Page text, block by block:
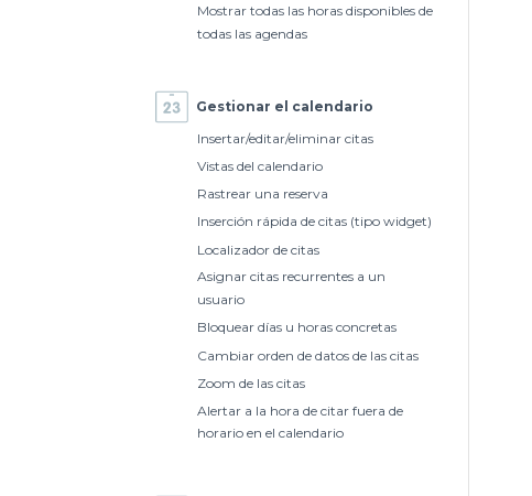
Mostrar todas las horas disponibles de
todas las agendas
Gestionar el calendario
Insertar/editar/eliminar citas
Vistas del calendario
Rastrear una reserva
Inserción rápida de citas (tipo widget)
Localizador de citas
Asignar citas recurrentes a un
usuario
Bloquear días u horas concretas
Cambiar orden de datos de las citas
Zoom de las citas
Alertar a la hora de citar fuera de
horario en el calendario